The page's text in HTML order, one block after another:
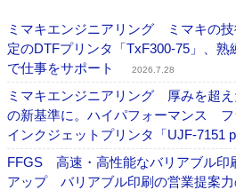
ミマキエンジニアリング ミマキの
定のDTFプリンタ「TxF300-75」、
で仕事をサポート
2026.7.28
ミマキエンジニアリング 厚みを超え
の新基準に。ハイパフォーマンス フ
インクジェットプリンタ「UJF-7151
FFGS 高速・高性能なバリアブル印
アップ バリアブル印刷の営業提案